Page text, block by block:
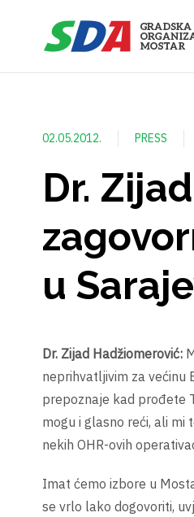
02.05.2012. PRESS
Dr.
u
Dr. Zijad Hadžiomerović:
neprihvatljivim za većinu
prepoznaje kad prođete
mogu i glasno reći, ali mi
nekih OHR-ovih
Imat ćemo izbore u
se vrlo lako dogovoriti,